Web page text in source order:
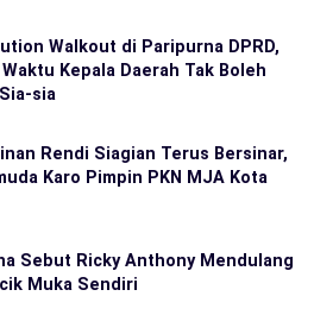
Walkout di Paripurna DPRD,
Kepala Daerah Tak Boleh
sia
Rendi Siagian Terus Bersinar,
Karo Pimpin PKN MJA Kota
Sebut Ricky Anthony Mendulang
Muka Sendiri